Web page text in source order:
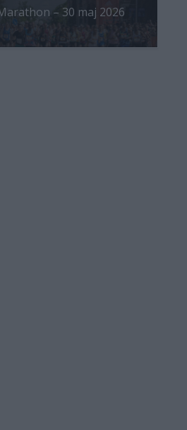
– 30 maj 2026